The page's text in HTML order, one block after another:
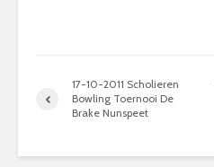
17-10-2011 Scholieren
Bowling Toernooi De
Brake Nunspeet